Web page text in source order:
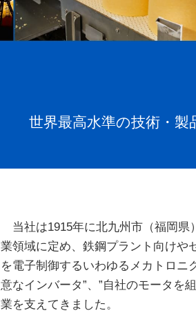
世界最高水準の技術・製
当社は1915年に北九州市（福岡県
業領域に定め、鉄鋼プラント向けや
を電子制御するいわゆるメカトロニ
意なインバータ”、”自社のモータを
業を支えてきました。